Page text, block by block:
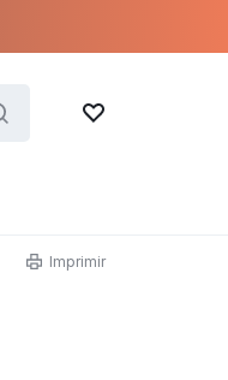
Imprimir